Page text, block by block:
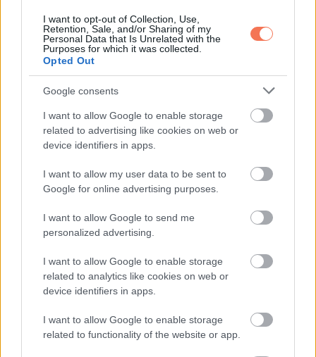
I want to opt-out of Collection, Use,
Retention, Sale, and/or Sharing of my
Personal Data that Is Unrelated with the
Purposes for which it was collected.
Opted Out
Google consents
I want to allow Google to enable storage
related to advertising like cookies on web or
device identifiers in apps.
I want to allow my user data to be sent to
Google for online advertising purposes.
I want to allow Google to send me
personalized advertising.
I want to allow Google to enable storage
related to analytics like cookies on web or
device identifiers in apps.
I want to allow Google to enable storage
related to functionality of the website or app.
Meghalt Eric Dane: ALS vitte el a Grace
klinika sztárját
További bejegyzések